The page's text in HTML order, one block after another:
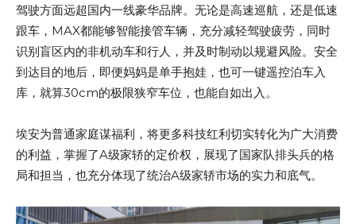
驾驶方面远超国内一线豪华品牌。无论是高速巡航，还是低速
跟车，MAX都能够智能接管车辆，充分减轻驾驶疲劳，同时
识别盲区内的非机动车和行人，并及时制动以规避风险。安全
到达目的地后，即便妈妈是单手抱娃，也可一键遥控泊车入
库，就算30cm的极限狭窄车位，也能自如出入。
埃安为普通家庭谋福利，将更多科技红利切实转化为广大消费
的利益，掌握了A级家轿的定价权，展现了国家队排头兵的格
局和担当，也充分体现了统治A级家轿市场的实力和底气。